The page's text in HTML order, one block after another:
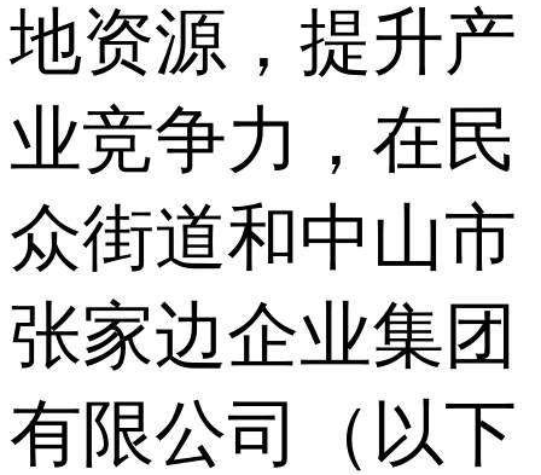
地资源，提升产
业竞争力，在民
众街道和中山市
张家边企业集团
有限公司（以下